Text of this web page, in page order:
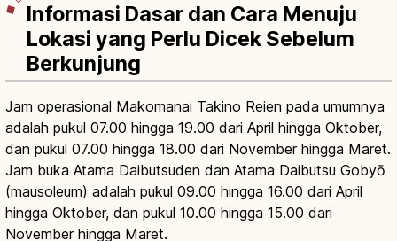
Informasi Dasar dan Cara Menuju
Lokasi yang Perlu Dicek Sebelum
Berkunjung
Jam operasional Makomanai Takino Reien pada umumnya
adalah pukul 07.00 hingga 19.00 dari April hingga Oktober,
dan pukul 07.00 hingga 18.00 dari November hingga Maret.
Jam buka Atama Daibutsuden dan Atama Daibutsu Gobyō
(mausoleum) adalah pukul 09.00 hingga 16.00 dari April
hingga Oktober, dan pukul 10.00 hingga 15.00 dari
November hingga Maret.